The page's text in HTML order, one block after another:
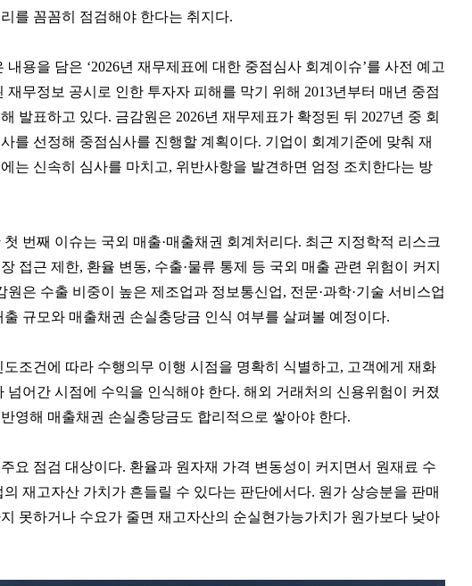
를 꼼꼼히 점검해야 한다는 취지다.
내용을 담은 ‘2026년 재무제표에 대한 중점심사 회계이슈’를 사전 예고
재무정보 공시로 인한 투자자 피해를 막기 위해 2013년부터 매년 중점
발표하고 있다. 금감원은 2026년 재무제표가 확정된 뒤 2027년 중 회
를 선정해 중점심사를 진행할 계획이다. 기업이 회계기준에 맞춰 재
는 신속히 심사를 마치고, 위반사항을 발견하면 엄정 조치한다는 방
번째 이슈는 국외 매출·매출채권 회계처리다. 최근 지정학적 리스크
접근 제한, 환율 변동, 수출·물류 통제 등 국외 매출 관련 위험이 커지
원은 수출 비중이 높은 제조업과 정보통신업, 전문·과학·기술 서비스업
규모와 매출채권 손실충당금 인식 여부를 살펴볼 예정이다.
조건에 따라 수행의무 이행 시점을 명확히 식별하고, 고객에게 재화
넘어간 시점에 수익을 인식해야 한다. 해외 거래처의 신용위험이 커졌
영해 매출채권 손실충당금도 합리적으로 쌓아야 한다.
요 점검 대상이다. 환율과 원자재 가격 변동성이 커지면서 원재료 수
재고자산 가치가 흔들릴 수 있다는 판단에서다. 원가 상승분을 판매
못하거나 수요가 줄면 재고자산의 순실현가능가치가 원가보다 낮아